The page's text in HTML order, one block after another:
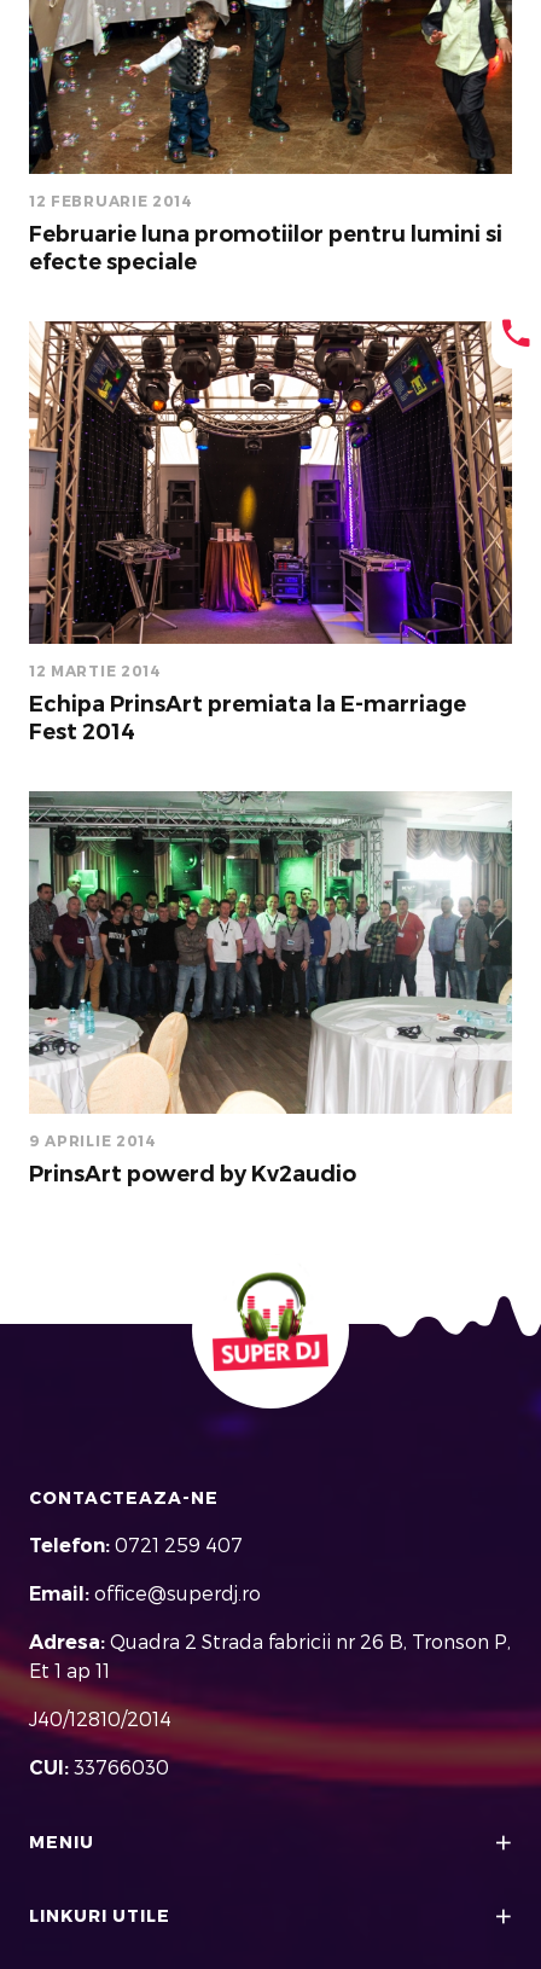
12 FEBRUARIE 2014
Februarie luna promotiilor pentru lumini si
efecte speciale
12 MARTIE 2014
Echipa PrinsArt premiata la E-marriage
Fest 2014
9 APRILIE 2014
PrinsArt powerd by Kv2audio
CONTACTEAZA-NE
Telefon: 0721 259 407
Email: office@superdj.ro
Adresa: Quadra 2 Strada fabricii nr 26 B, Tronson P,
Et 1 ap 11
J40/12810/2014
CUI: 33766030
MENIU
LINKURI UTILE